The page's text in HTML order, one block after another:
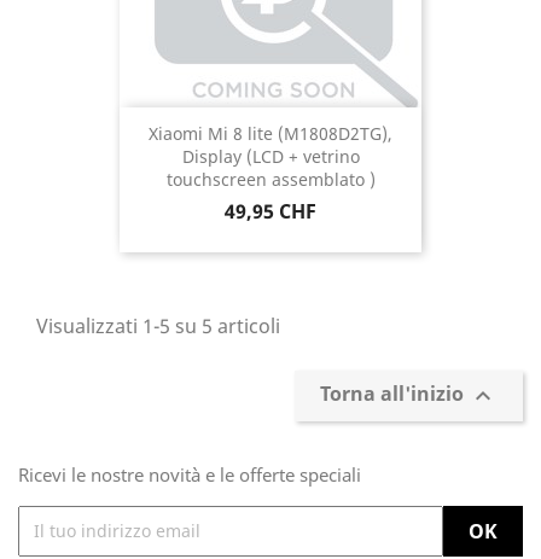
Xiaomi Mi 8 lite (M1808D2TG),
Display (LCD + vetrino
touchscreen assemblato )
Prezzo
49,95 CHF
Visualizzati 1-5 su 5 articoli
Torna all'inizio 
Ricevi le nostre novità e le offerte speciali